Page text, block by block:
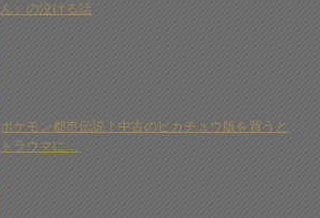
ん」の泣ける話
ポケモン都市伝説！中古のピカチュウ版を買うと
トラウマに…